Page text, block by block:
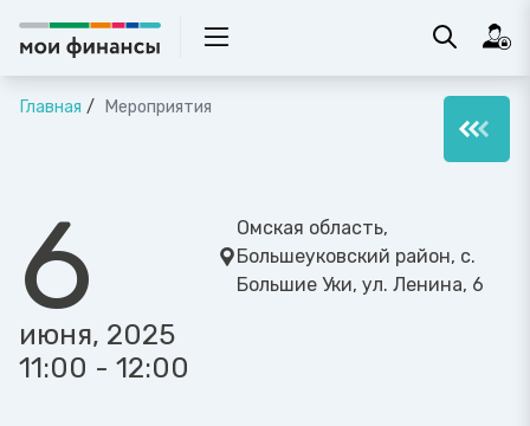
Главная Мероприятия
6
июня, 2025
11:00 - 12:00
Омская область,
Большеуковский район, с.
Большие Уки, ул. Ленина, 6